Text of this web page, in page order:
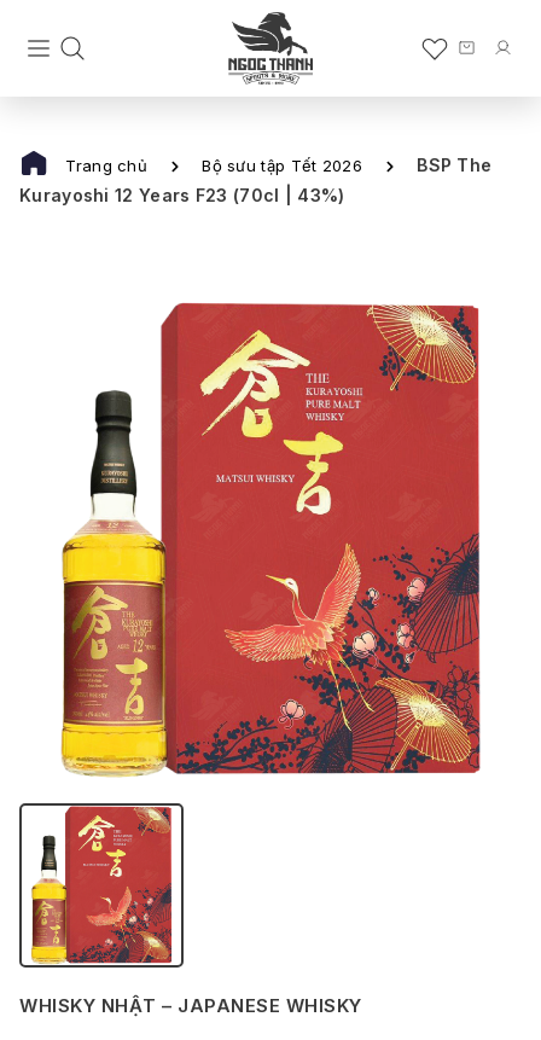
Trang chủ Bộ sưu tập Tết 2026
BSP The
Kurayoshi 12 Years F23 (70cl | 43%)
WHISKY NHẬT – JAPANESE WHISKY